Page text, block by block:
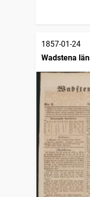
1857-01-24
Wadstena